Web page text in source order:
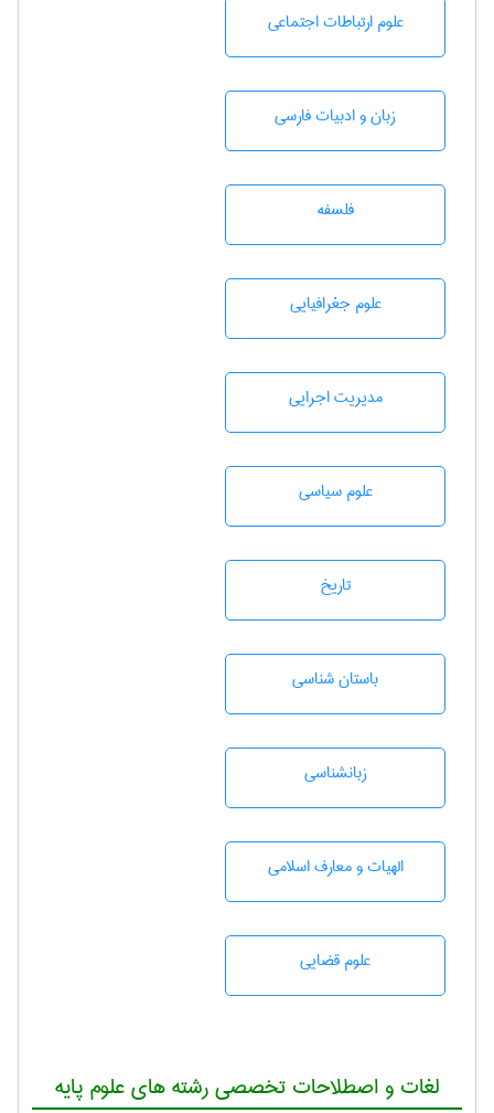
علوم ارتباطات اجتماعی
زبان و ادبيات فارسی
فلسفه
علوم جغرافيايی
مديريت اجرايی
علوم سياسی
تاريخ
باستان شناسی
زبانشناسی
الهیات و معارف اسلامی
علوم قضایی
لغات و اصطلاحات تخصصی رشته های علوم پایه